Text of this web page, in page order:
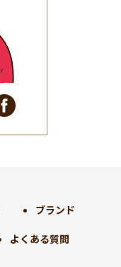
ブランド
よくある質問